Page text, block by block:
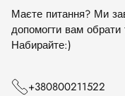
Маєте питання? Ми
допомогти вам
Набирайте:)
+380800211522